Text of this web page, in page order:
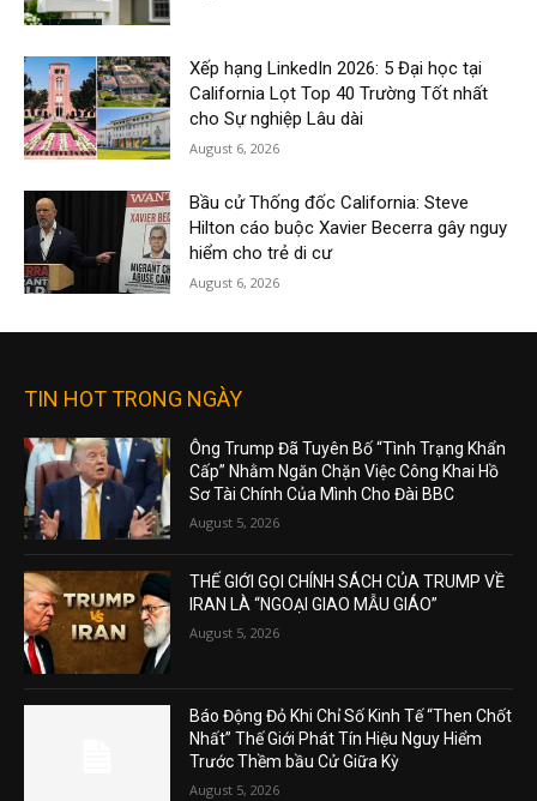
Xếp hạng LinkedIn 2026: 5 Đại học tại
California Lọt Top 40 Trường Tốt nhất
cho Sự nghiệp Lâu dài
August 6, 2026
Bầu cử Thống đốc California: Steve
Hilton cáo buộc Xavier Becerra gây nguy
hiểm cho trẻ di cư
August 6, 2026
TIN HOT TRONG NGÀY
Ông Trump Đã Tuyên Bố “Tình Trạng Khẩn
Cấp” Nhằm Ngăn Chặn Việc Công Khai Hồ
Sơ Tài Chính Của Mình Cho Đài BBC
August 5, 2026
THẾ GIỚI GỌI CHÍNH SÁCH CỦA TRUMP VỀ
IRAN LÀ “NGOẠI GIAO MẪU GIÁO”
August 5, 2026
Báo Động Đỏ Khi Chỉ Số Kinh Tế “Then Chốt
Nhất” Thế Giới Phát Tín Hiệu Nguy Hiểm
Trước Thềm bầu Cử Giữa Kỳ
August 5, 2026